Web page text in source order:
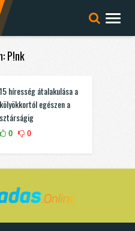
P!nk
15 híresség átalakulása a
kölyökkortól egészen a
sztárságig
0 0